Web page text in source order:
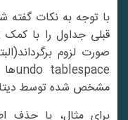
با توجه به نکات گفته
صورت لزوم
مشخص شده توسط